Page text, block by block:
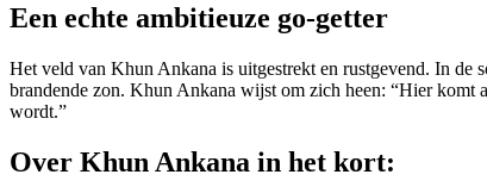
Een echte ambitieuze go-getter
Het veld van Khun Ankana is uitgestrekt en rustgevend. In de
brandende zon. Khun Ankana wijst om zich heen: “Hier komt
wordt.”
Over Khun Ankana in het kort: